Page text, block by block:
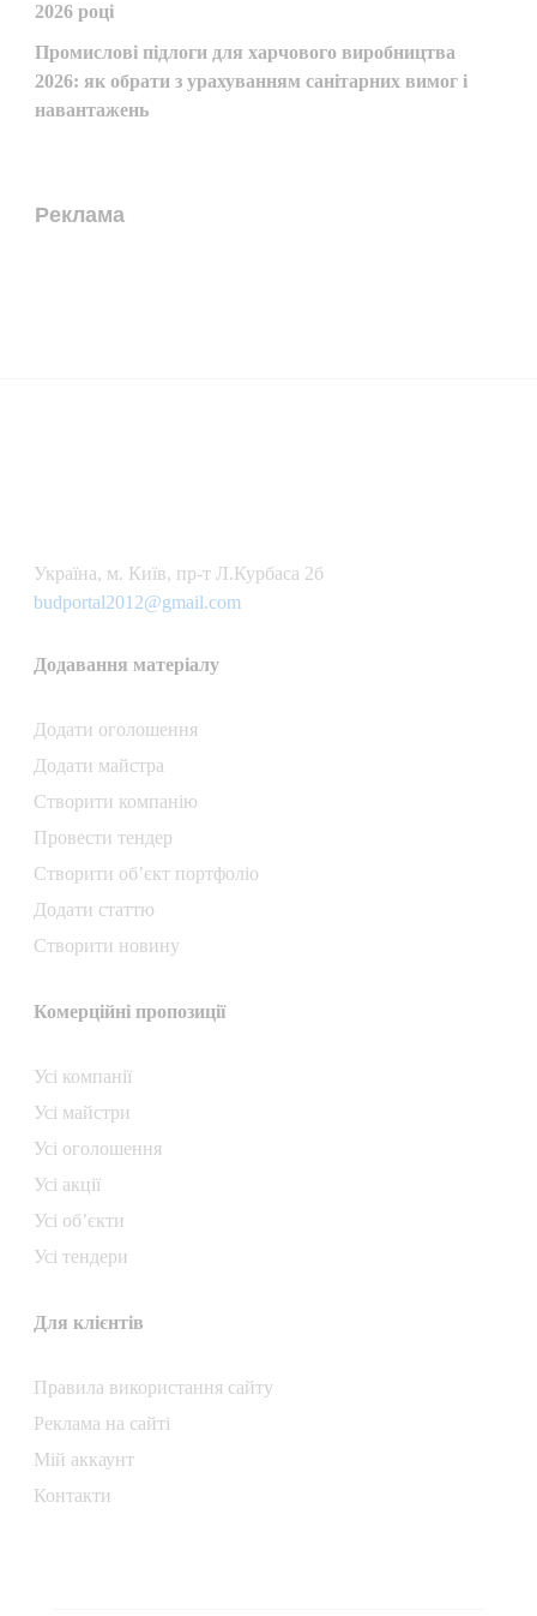
2026 році
Промислові підлоги для харчового виробництва
2026: як обрати з урахуванням санітарних вимог і
навантажень
Реклама
Українa, м. Київ, пр-т Л.Курбаса 2б
budportal2012@gmail.com
Додавання матеріалу
Додати oголошення
Додати майстра
Створити компанiю
Провести тендер
Створити об’єкт портфоліо
Додати статтю
Створити новину
Комерційні пропозиції
Усі компанії
Усі майстри
Усі оголошення
Усі акції
Усі об’єкти
Усі тендери
Для клієнтів
Правила використання сайту
Реклама на сайті
Мій аккаунт
Контакти